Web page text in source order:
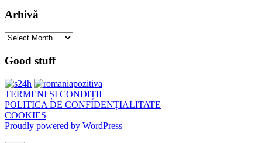
Arhivă
Arhivă
Good stuff
TERMENI ȘI CONDIȚII
POLITICA DE CONFIDENȚIALITATE
COOKIES
Proudly powered by WordPress